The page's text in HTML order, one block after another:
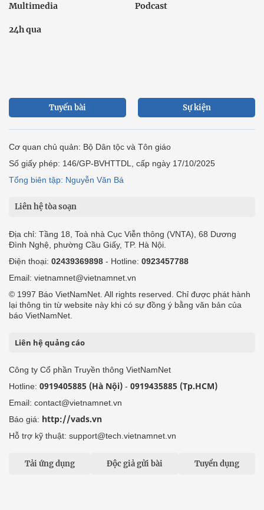
Multimedia Podcast
24h qua
Tuyến bài Sự kiện
Cơ quan chủ quản: Bộ Dân tộc và Tôn giáo
Số giấy phép: 146/GP-BVHTTDL, cấp ngày 17/10/2025
Tổng biên tập: Nguyễn Văn Bá
Liên hệ tòa soạn
Địa chỉ: Tầng 18, Toà nhà Cục Viễn thông (VNTA), 68 Dương
Đình Nghệ, phường Cầu Giấy, TP. Hà Nội.
Điện thoại: 02439369898 - Hotline: 0923457788
Email: vietnamnet@vietnamnet.vn
© 1997 Báo VietNamNet. All rights reserved. Chỉ được phát hành
lại thông tin từ website này khi có sự đồng ý bằng văn bản của
báo VietNamNet.
Liên hệ quảng cáo
Công ty Cổ phần Truyền thông VietNamNet
Hotline: 0919405885 (Hà Nội) - 0919435885 (Tp.HCM)
Email: contact@vietnamnet.vn
Báo giá: http://vads.vn
Hỗ trợ kỹ thuật: support@tech.vietnamnet.vn
Tải ứng dụng Độc giả gửi bài Tuyển dụng